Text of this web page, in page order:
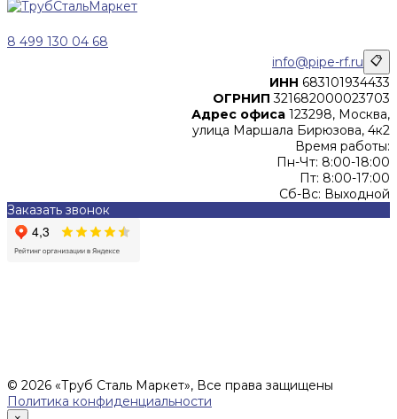
8 499 130 04 68
info@pipe-rf.ru 📋
ИНН 683101934433
ОГРНИП 321682000023703
Адрес офиса 123298, Москва,
улица Маршала Бирюзова, 4к2
Время работы:
Пн-Чт: 8:00-18:00
Пт: 8:00-17:00
Сб-Вс: Выходной
Заказать звонок
© 2026 «Труб Сталь Маркет», Все права защищены
Политика конфиденциальности